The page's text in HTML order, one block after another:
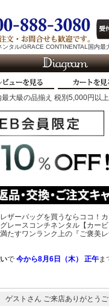
ンタル/GRACE CONTINENTAL国内最
大級の品揃え 税別5,000円
ザーバッグを買うならココ！
レースコンチネンタル【カー
たすワンランク上の『ご褒美
で今から8月6日（木） 正午ま
ストさん ご来店ありがとうご